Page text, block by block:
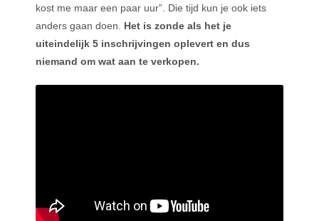
kost me maar een paar uur”. Die tijd kun je ook iets
anders gaan doen. Het is zonde als het je
uiteindelijk 5 inschrijvingen oplevert en dus
niemand om wat aan te verkopen.